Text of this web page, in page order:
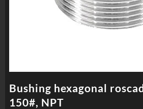
Bushing hexagonal
150#, NPT